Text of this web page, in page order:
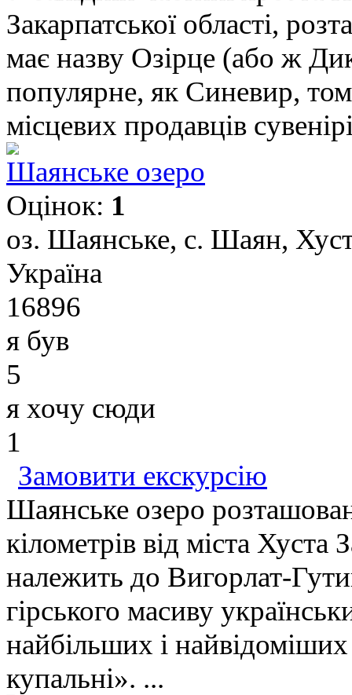
Закарпатської області,
має назву Озірце (або ж
популярне, як Синевир,
місцевих продавців
Шаянське озеро
Оцінок: 1
оз. Шаянське, с. Шаян,
Україна
16896
я був
5
я хочу сюди
1
Замовити екскурсію
Шаянське озеро
кілометрів від міста Хуста
належить до Вигорлат-
гірського масиву
найбільших і найвідоміших
купальні». ...